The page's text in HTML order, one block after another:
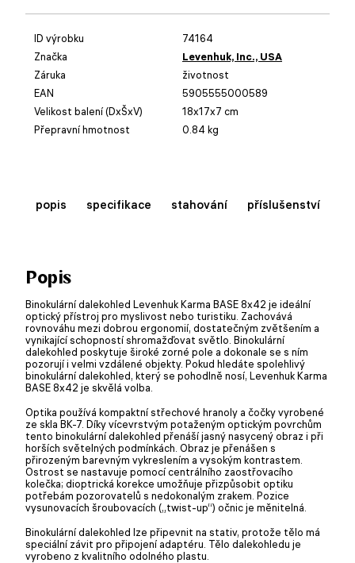
ID výrobku
74164
Značka
Levenhuk, Inc., USA
Záruka
životnost
EAN
5905555000589
Velikost balení (DxŠxV)
18x17x7 cm
Přepravní hmotnost
0.84 kg
popis specifikace stahování příslušenství
Popis
Binokulární dalekohled Levenhuk Karma BASE 8x42 je ideální
optický přístroj pro myslivost nebo turistiku. Zachovává
rovnováhu mezi dobrou ergonomií, dostatečným zvětšením a
vynikající schopností shromažďovat světlo. Binokulární
dalekohled poskytuje široké zorné pole a dokonale se s ním
pozorují i velmi vzdálené objekty. Pokud hledáte spolehlivý
binokulární dalekohled, který se pohodlně nosí, Levenhuk Karma
BASE 8x42 je skvělá volba.
Optika používá kompaktní střechové hranoly a čočky vyrobené
ze skla BK-7. Díky vícevrstvým potaženým optickým povrchům
tento binokulární dalekohled přenáší jasný nasycený obraz i při
horších světelných podmínkách. Obraz je přenášen s
přirozeným barevným vykreslením a vysokým kontrastem.
Ostrost se nastavuje pomocí centrálního zaostřovacího
kolečka; dioptrická korekce umožňuje přizpůsobit optiku
potřebám pozorovatelů s nedokonalým zrakem. Pozice
vysunovacích šroubovacích („twist-up“) očnic je měnitelná.
Binokulární dalekohled lze připevnit na stativ, protože tělo má
speciální závit pro připojení adaptéru. Tělo dalekohledu je
vyrobeno z kvalitního odolného plastu.